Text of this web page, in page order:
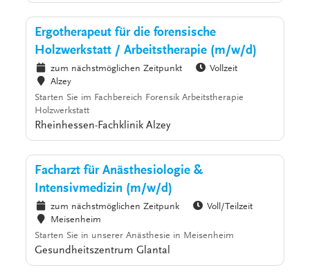
Ergotherapeut für die forensische
Holzwerkstatt / Arbeitstherapie (m/w/d)
zum nächstmöglichen Zeitpunkt
Vollzeit
Alzey
Starten Sie im Fachbereich Forensik Arbeitstherapie
Holzwerkstatt
Rheinhessen-Fachklinik Alzey
Facharzt für Anästhesiologie &
Intensivmedizin (m/w/d)
zum nächstmöglichen Zeitpunk
Voll/Teilzeit
Meisenheim
Starten Sie in unserer Anästhesie in Meisenheim
Gesundheitszentrum Glantal